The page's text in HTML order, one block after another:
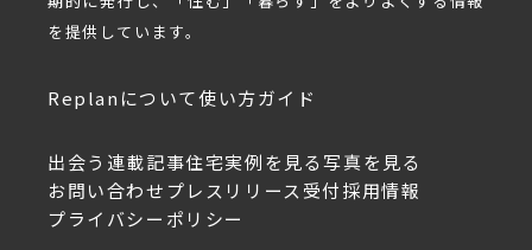
を提供しています。
Replanについて使い方ガイド
出会う 連載記事住宅実例を見る写真を見る
お問い合わせ プレスリリース受付採用情報
プライバシーポリシー